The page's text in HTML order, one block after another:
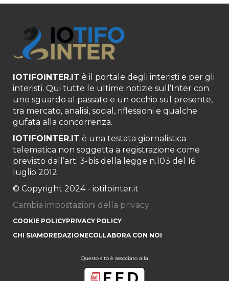
IOTIFOINTER.IT è il portale degli interisti e per gli
interisti. Qui tutte le ultime notizie sull’Inter con
uno sguardo al passato e un occhio sul presente,
tra mercato, analisi, social, riflessioni e qualche
gufata alla concorrenza.
IOTIFOINTER.IT è una testata giornalistica
telematica non soggetta a registrazione come
previsto dall’art. 3-bis della legge n.103 del 16
luglio 2012
© Copyright 2024 - iotifointer.it
Cambia impostazioni della privacy
COOKIE POLICYPRIVACY POLICY
CHI SIAMOREDAZIONECOLLABORA CON NOI
Questo sito è associato alla